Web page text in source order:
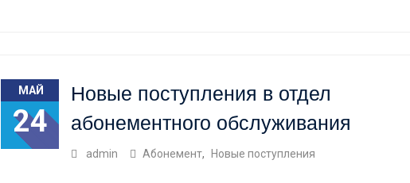
МАЙ
24
Новые поступления в отдел
абонементного обслуживания
admin Абонемент, Новые поступления